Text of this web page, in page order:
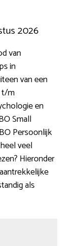
2026
van
in
van een
t/m
en
Small
Persoonlijk
veel
Hieronder
als